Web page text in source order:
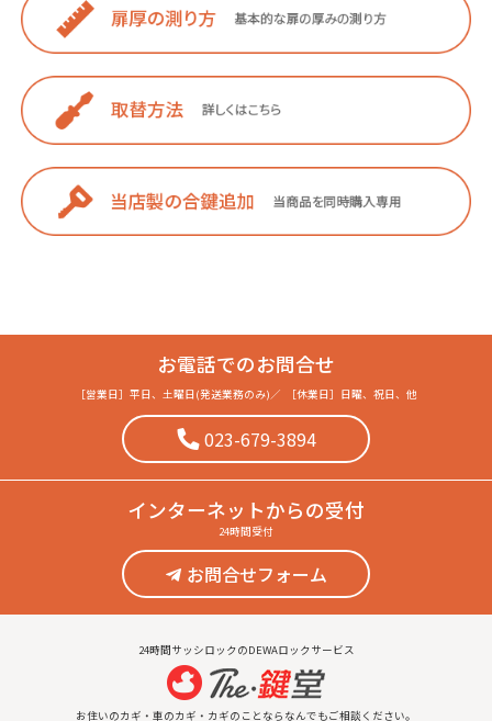
お電話でのお問合せ
［営業日］ 平日、土曜日(発送業務のみ) ／ ［休業日］ 日曜、祝日、他
023-679-3894
インターネットからの受付
24時間受付
お問合せフォーム
24時間サッシロックのDEWAロックサービス
お住いのカギ・車のカギ・カギのことならなんでもご相談ください。